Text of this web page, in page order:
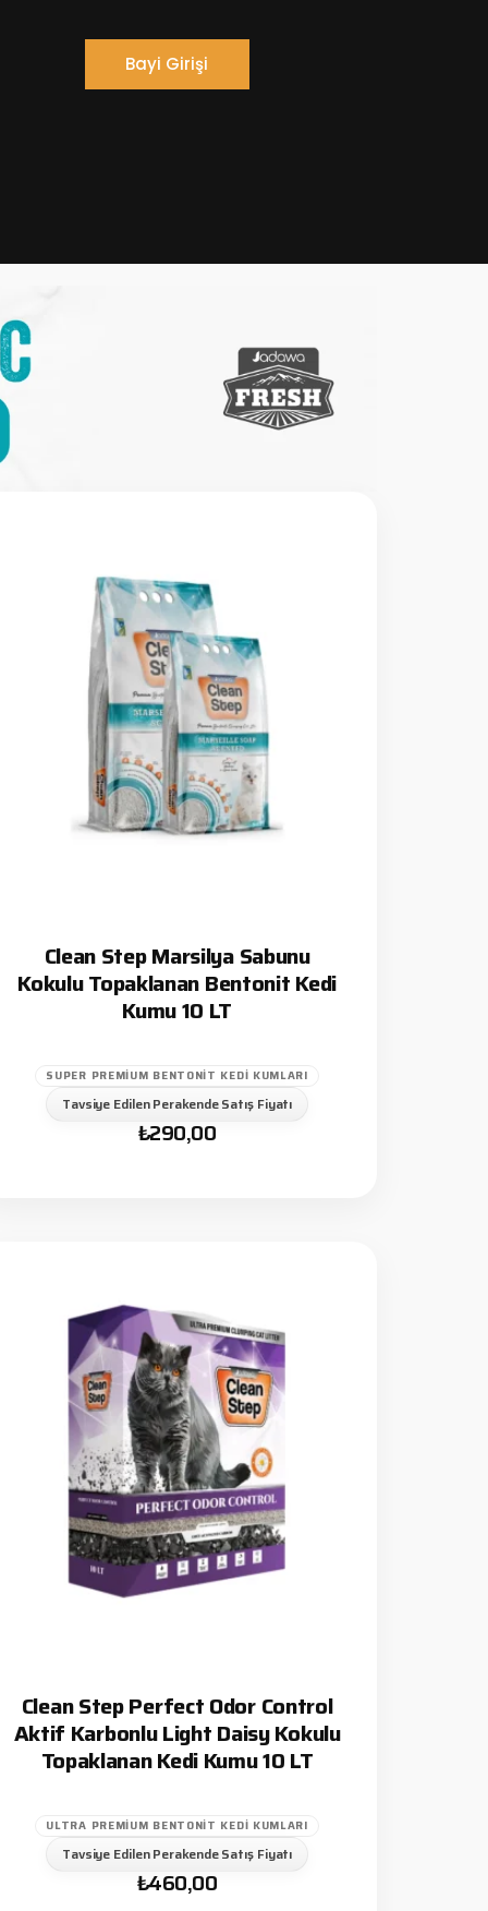
Bayi Girişi
Clean Step Marsilya Sabunu
Kokulu Topaklanan Bentonit Kedi
Kumu 10 LT
SUPER PREMIUM BENTONIT KEDI KUMLARI
Tavsiye Edilen Perakende Satış Fiyatı
₺290,00
Clean Step Perfect Odor Control
Aktif Karbonlu Light Daisy Kokulu
Topaklanan Kedi Kumu 10 LT
ULTRA PREMIUM BENTONIT KEDI KUMLARI
Tavsiye Edilen Perakende Satış Fiyatı
₺460,00